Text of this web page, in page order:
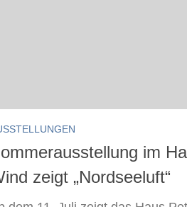
im
zeigt „Nordseeluft“